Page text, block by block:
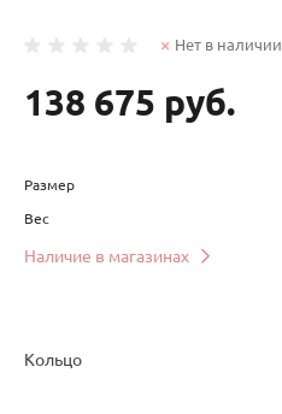
Нет в наличии
138 675 руб.
Размер
Вес
Наличие в магазинах
Кольцо